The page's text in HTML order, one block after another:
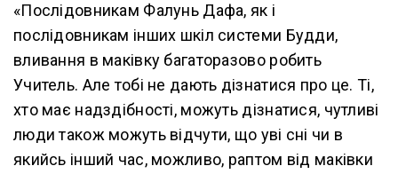
«Послідовникам Фалунь Дафа, як і
послідовникам інших шкіл системи Будди,
вливання в маківку багаторазово робить
Учитель. Але тобі не дають дізнатися про це. Ті,
хто має надздібності, можуть дізнатися, чутливі
люди також можуть відчути, що уві сні чи в
якийсь інший час, можливо, раптом від маківки